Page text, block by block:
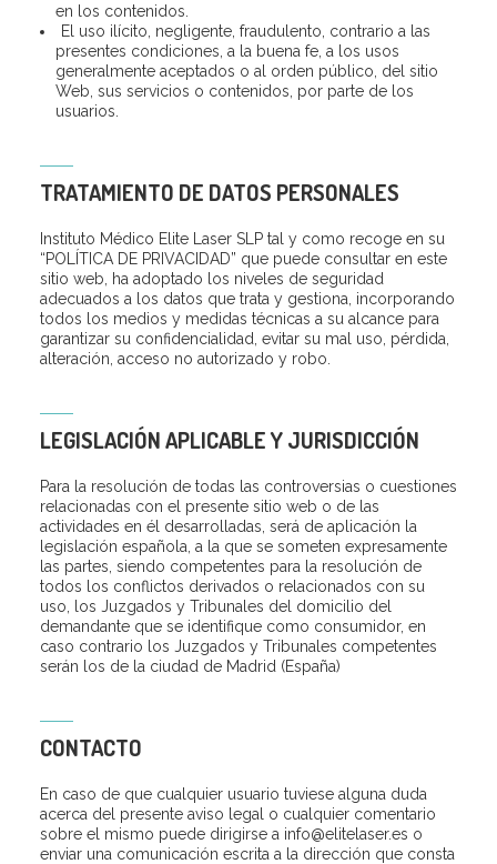
en los contenidos.
El uso ilícito, negligente, fraudulento, contrario a las
presentes condiciones, a la buena fe, a los usos
generalmente aceptados o al orden público, del sitio
Web, sus servicios o contenidos, por parte de los
usuarios.
TRATAMIENTO DE DATOS PERSONALES
Instituto Médico Elite Laser SLP tal y como recoge en su
“POLÍTICA DE PRIVACIDAD” que puede consultar en este
sitio web, ha adoptado los niveles de seguridad
adecuados a los datos que trata y gestiona, incorporando
todos los medios y medidas técnicas a su alcance para
garantizar su confidencialidad, evitar su mal uso, pérdida,
alteración, acceso no autorizado y robo.
LEGISLACIÓN APLICABLE Y JURISDICCIÓN
Para la resolución de todas las controversias o cuestiones
relacionadas con el presente sitio web o de las
actividades en él desarrolladas, será de aplicación la
legislación española, a la que se someten expresamente
las partes, siendo competentes para la resolución de
todos los conflictos derivados o relacionados con su
uso, los Juzgados y Tribunales del domicilio del
demandante que se identifique como consumidor, en
caso contrario los Juzgados y Tribunales competentes
serán los de la ciudad de Madrid (España)
CONTACTO
En caso de que cualquier usuario tuviese alguna duda
acerca del presente aviso legal o cualquier comentario
sobre el mismo puede dirigirse a info@elitelaser.es o
enviar una comunicación escrita a la dirección que consta